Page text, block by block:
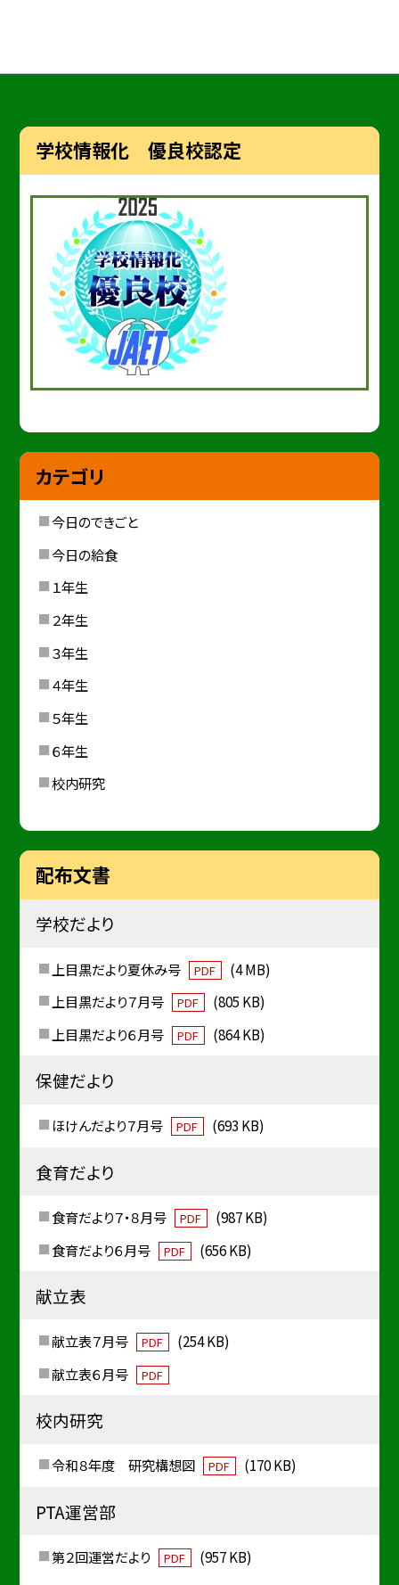
学校情報化 優良校認定
カテゴリ
今日のできごと
今日の給食
１年生
２年生
３年生
４年生
５年生
６年生
校内研究
配布文書
学校だより
上目黒だより夏休み号 PDF
(4 MB)
上目黒だより７月号
PDF
(805 KB)
上目黒だより６月号
PDF (864 KB)
保健だより
ほけんだより７月号 PDF (693 KB)
食育だより
食育だより７・８月号 PDF
(987 KB)
食育だより６月号
PDF (656 KB)
献立表
献立表７月号 PDF
(254 KB)
献立表６月号
PDF
校内研究
令和８年度 研究構想図 PDF (170 KB)
PTA運営部
第２回運営だより PDF (957 KB)